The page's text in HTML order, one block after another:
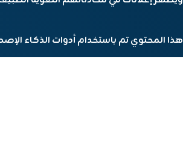
هذا المحتوي تم باستخدام أدوات الذكاء